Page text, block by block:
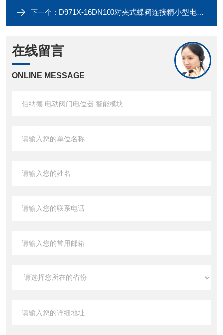
下一个： D971X-16DN100对夹式蝶阀连接精小型电动执行器
在线留言
ONLINE MESSAGE